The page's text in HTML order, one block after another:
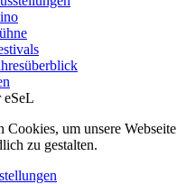
eSeL
Cookies, um unsere
zu gestalten.